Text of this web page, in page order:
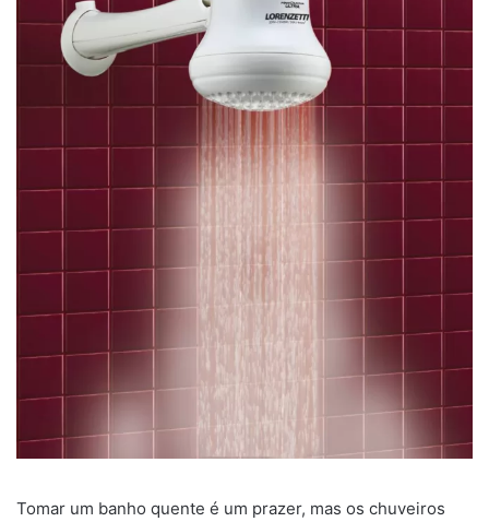
Tomar um banho quente é um prazer, mas os chuveiros